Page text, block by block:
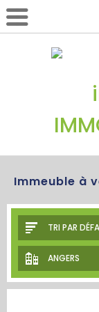
Immeuble à
TRI PAR
ANGERS